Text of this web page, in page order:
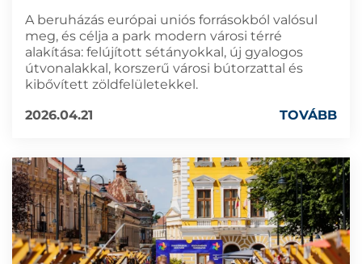
A beruházás európai uniós forrásokból valósul
meg, és célja a park modern városi térré
alakítása: felújított sétányokkal, új gyalogos
útvonalakkal, korszerű városi bútorzattal és
kibővített zöldfelületekkel.
2026.04.21
TOVÁBB